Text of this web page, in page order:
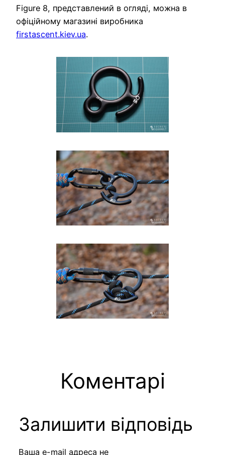
Figure 8, представлений в огляді, можна в
офіційному магазині виробника
firstascent.kiev.ua.
Коментарі
Залишити відповідь
Ваша e-mail адреса не